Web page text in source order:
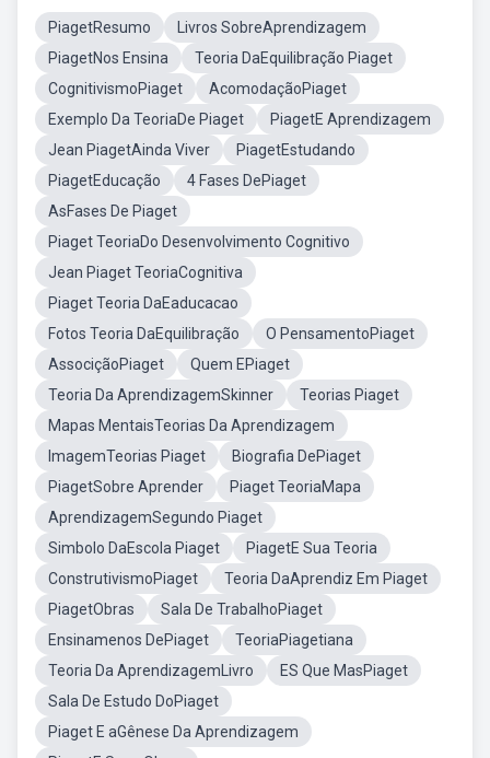
PiagetResumo
Livros SobreAprendizagem
PiagetNos Ensina
Teoria DaEquilibração Piaget
CognitivismoPiaget
AcomodaçãoPiaget
Exemplo Da TeoriaDe Piaget
PiagetE Aprendizagem
Jean PiagetAinda Viver
PiagetEstudando
PiagetEducação
4 Fases DePiaget
AsFases De Piaget
Piaget TeoriaDo Desenvolvimento Cognitivo
Jean Piaget TeoriaCognitiva
Piaget Teoria DaEaducacao
Fotos Teoria DaEquilibração
O PensamentoPiaget
AssociçãoPiaget
Quem EPiaget
Teoria Da AprendizagemSkinner
Teorias Piaget
Mapas MentaisTeorias Da Aprendizagem
ImagemTeorias Piaget
Biografia DePiaget
PiagetSobre Aprender
Piaget TeoriaMapa
AprendizagemSegundo Piaget
Simbolo DaEscola Piaget
PiagetE Sua Teoria
ConstrutivismoPiaget
Teoria DaAprendiz Em Piaget
PiagetObras
Sala De TrabalhoPiaget
Ensinamenos DePiaget
TeoriaPiagetiana
Teoria Da AprendizagemLivro
ES Que MasPiaget
Sala De Estudo DoPiaget
Piaget E aGênese Da Aprendizagem